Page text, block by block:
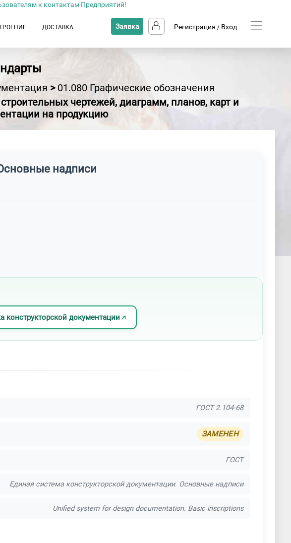
к контактам Предприятий!
ДОСТАВКА Заявка Регистрация / Вход
> 01.080 Графические обозначения
чертежей, диаграмм, планов, карт и
на продукцию
надписи
конструкторской документации
ГОСТ 2.104-68
ЗАМЕНЕН
ГОСТ
Единая система конструкторской документации. Основные надписи
Unified system for design documentation. Basic inscriptions